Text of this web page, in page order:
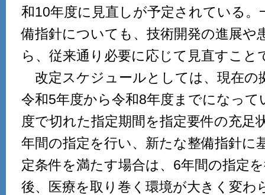
和10年度に見直しが予定されている。
備指針についても、技術開発の進展や
ら、従来通り必要に応じて見直すこと
改定スケジュールとしては、現在の
令和5年度から令和8年度までになって
度で切れた指定期間を指定要件の充足
年間の指定を行い、新たな整備指針に
定条件を満たす場合は、6年間の指定
後、医療を取り巻く環境が大きく変わ